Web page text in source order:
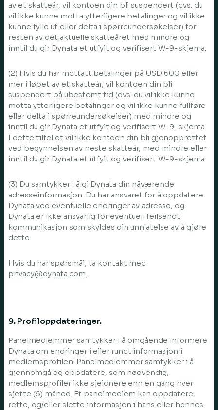
av et skatteår, vil kontoen din bli suspendert (dvs. du
vil ikke kunne motta ytterligere betalinger og vil ikke
kunne fylle ut eller delta i spørreundersøkelser) for
resten av det aktuelle skatteåret med mindre og
inntil du gir Dynata et utfylt og verifisert W-9-skjema.
(2) Hvis du har mottatt betalinger på USD 600 eller
mer i løpet av et skatteår, vil kontoen din bli
suspendert på ubestemt tid (dvs. du vil ikke kunne
motta ytterligere betalinger og vil ikke kunne fullføre
eller delta i spørreundersøkelser) med mindre og
inntil du gir Dynata et utfylt og verifisert W-9-skjema.
I dette tilfellet vil ikke kontoen din bli gjenopprettet
ved begynnelsen av neste skatteår, med mindre eller
inntil du gir Dynata et utfylt og verifisert W-9-skjema.
(3) Du samtykker i å gi Dynata din nåværende
adresseinformasjon. Du har ansvaret for å oppdatere
Dynata ved eventuelle endringer av adresse, og
Dynata er ikke ansvarlig for eventuell feilsendt
kommunikasjon som skyldes din unnlatelse av å gjøre
dette.
Hvis du har spørsmål, ta kontakt med
privacy@dynata.com.
9. Profiloppdateringer.
Panelmedlemmer samtykker i å omgående informere
Dynata om endringer i eller rundt informasjon i
medlemsprofilen. Panelmedlemmer samtykker i å
gjennomgå og oppdatere, som nødvendig,
medlemsprofiler ikke sjeldnere enn én gang hver
sjette (6) måned. Et panelmedlem kan oppdatere,
rette, og/eller slette informasjon i hans eller hennes